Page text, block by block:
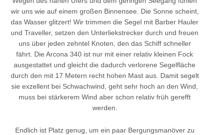
wir uns wie auf einem großen Binnensee. Die Sonne scheint,
das Wasser glitzert! Wir trimmen die Segel mit Barber Hauler
und Traveller, setzen den Unterliekstrecker durch und freuen
uns über jeden zehntel Knoten, den das Schiff schneller
fährt. Die Arcona 340 ist nur mit einer relativ kleinen Fock
ausgestattet und gleicht die dadurch verlorene Segelfläche
durch den mit 17 Metern recht hohen Mast aus. Damit segelt
sie exzellent bei Schwachwind, geht sehr hoch an den Wind,
muss bei stärkerem Wind aber schon relativ früh gerefft
werden.
Endlich ist Platz genug, um ein paar Bergungsmanöver zu